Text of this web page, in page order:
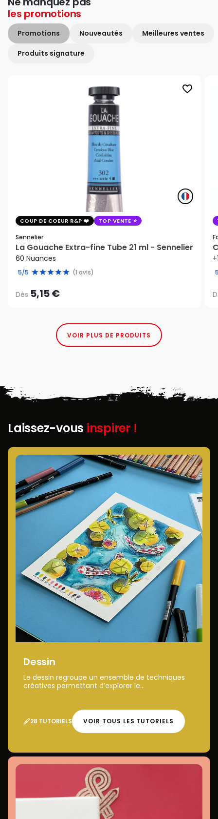
les promotions
Promotions Nouveautés Meilleures ventes
Produits signature
favorite_border
COUP DE COEUR R&P TOP VENTE
Sennelier
La Gouache Extra-fine Tube 21 ml - Sennelier
60 Nuances
5/5 (1 avis)
Dès 5,15 €
VOIR PLUS DE PRODUITS
Laissez-vous inspirer !
Dessin
Le dessin regroupe un ensemble de techniques
créatives permettant d’explorer le...
28 TUTORIELS VOIR TOUS LES TUTORIELS